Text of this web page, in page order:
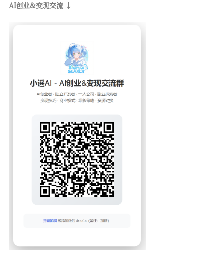
AI创业&变现交流 ↓